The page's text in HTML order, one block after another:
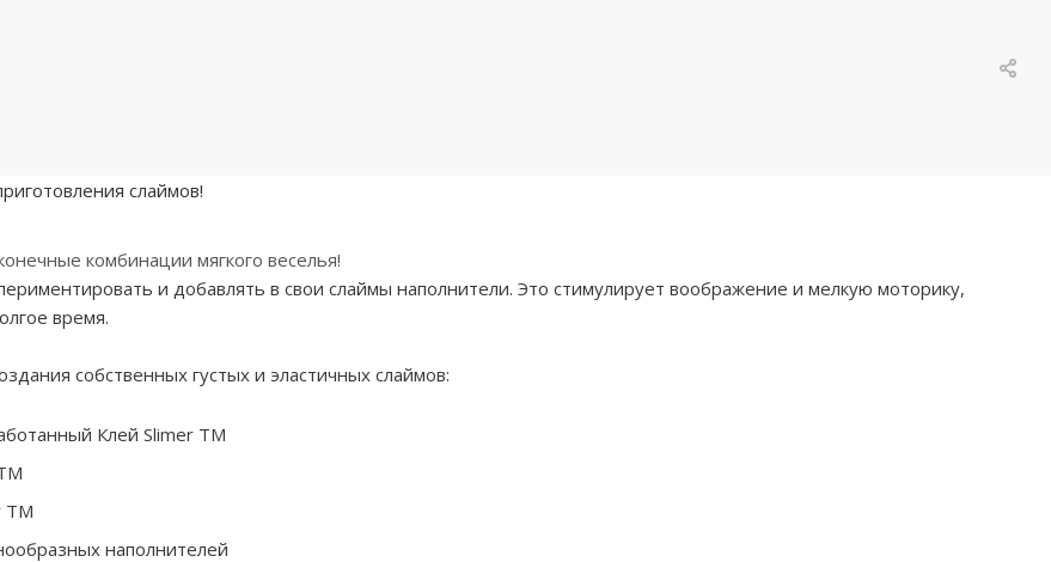
слаймов!
комбинации мягкого веселья!
и добавлять в свои слаймы наполнители. Это стимулирует воображение и мелкую моторику,
время.
собственных густых и эластичных слаймов:
Клей Slimer ТМ
ТМ
наполнителей